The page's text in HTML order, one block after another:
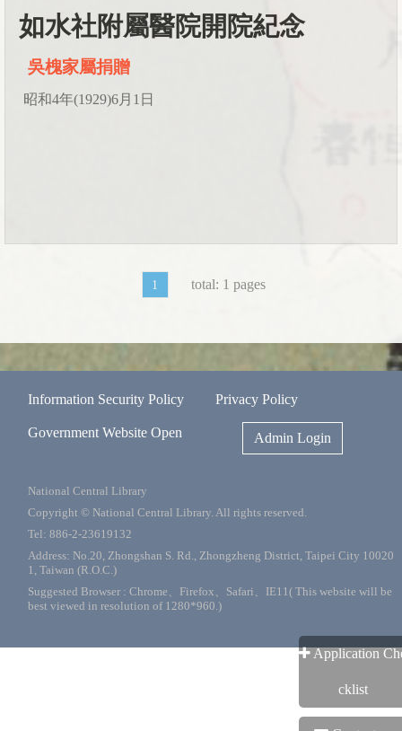
如水社附屬醫院開院紀念
吳槐家屬捐贈
昭和4年(1929)6月1日
1 total: 1 pages
Information Security Policy Privacy Policy
Government Website Open Admin Login
National Central Library
Copyright © National Central Library. All rights reserved.
Tel: 886-2-23619132
Address: No.20, Zhongshan S. Rd., Zhongzheng District, Taipei City 10020
1, Taiwan (R.O.C.)
Suggested Browser : Chrome、Firefox、Safari、IE11( This website will be
best viewed in resolution of 1280*960.)
Application
cklist